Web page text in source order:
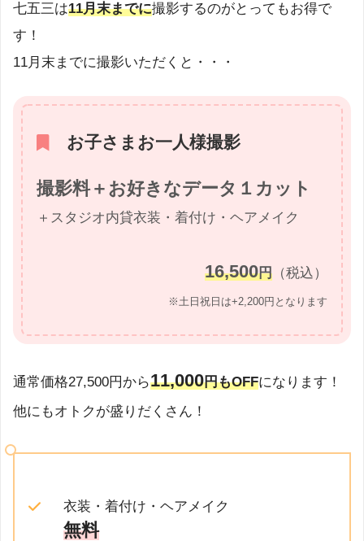
七五三は11月末までに撮影するのがとってもお得で
す！
11月末までに撮影いただくと・・・
お子さまお一人様撮影
撮影料＋お好きなデータ１カット
＋スタジオ内貸衣装・着付け・ヘアメイク
16,500円（税込）
※土日祝日は+2,200円となります
通常価格27,500円から11,000円もOFFになります！
他にもオトクが盛りだくさん！
衣装・着付け・ヘアメイク
無料